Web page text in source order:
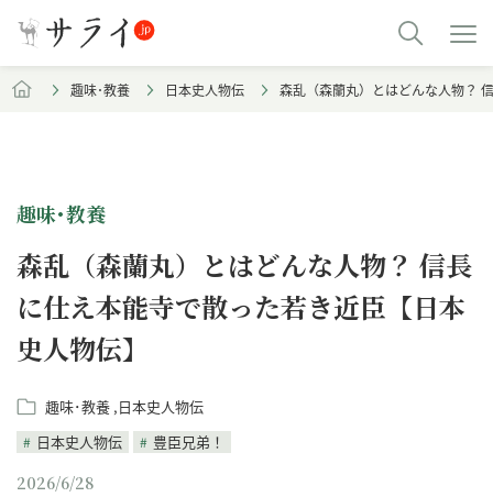
趣味･教養 日本史人物伝 森乱（森蘭丸）とはどんな人物？
趣味･教養
森乱（森蘭丸）とはどんな人物？ 信長
に仕え本能寺で散った若き近臣【日本
史人物伝】
趣味･教養 日本史人物伝
日本史人物伝
豊臣兄弟！
2026/6/28